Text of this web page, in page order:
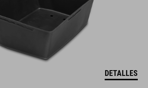
DETALLES